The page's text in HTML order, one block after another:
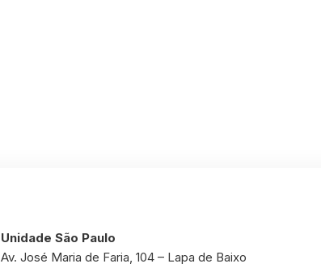
Unidade São Paulo
Av. José Maria de Faria, 104 – Lapa de Baixo